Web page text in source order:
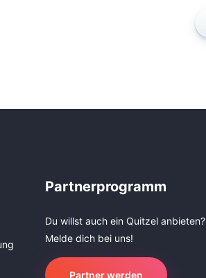
Partnerprogramm
Du willst auch ein Quitzel anbieten?
Melde dich bei uns!
Partner werden